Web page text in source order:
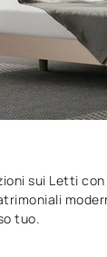
sui Letti
tuo.